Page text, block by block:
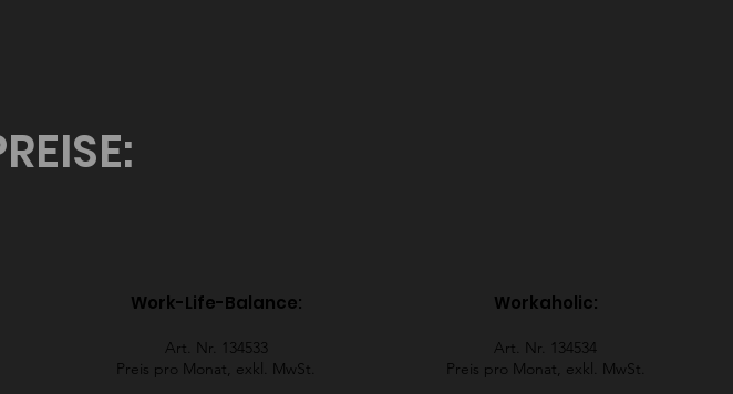
Work-Life-Balance​:
Art. Nr. 134533
Preis pro Monat, exkl. MwSt.
Workaholic​:
Art. Nr. 134534
Preis pro Monat, exkl. MwSt.